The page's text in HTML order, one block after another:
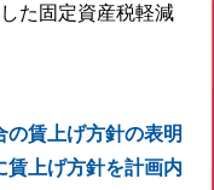
た固定資産税軽減
賃上げ方針の表明
賃上げ方針を計画内